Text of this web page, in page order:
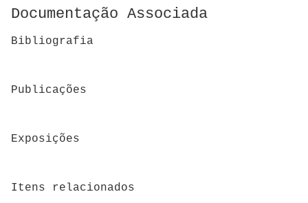
Documentação Associada
Bibliografia
Publicações
Exposições
Itens relacionados